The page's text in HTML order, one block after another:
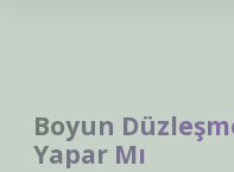
Boyun
Yapar Mı